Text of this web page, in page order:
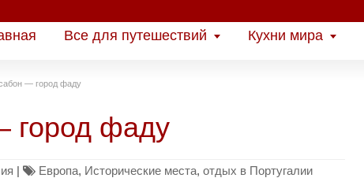
Все для путешествий Кухни мира
— город фаду
город фаду
| Европа, Исторические места, отдых в Португалии